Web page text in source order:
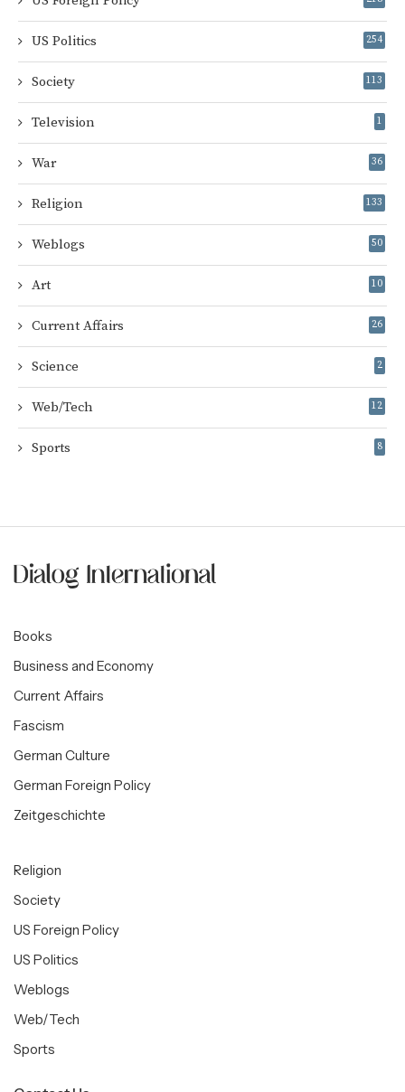
US Politics 254
Society 113
Television 1
War 36
Religion 133
Weblogs 50
Art 10
Current Affairs 26
Science 2
Web/Tech 12
Sports 8
Books
Business and Economy
Current Affairs
Fascism
German Culture
German Foreign Policy
Zeitgeschichte
Religion
Society
US Foreign Policy
US Politics
Weblogs
Web/Tech
Sports